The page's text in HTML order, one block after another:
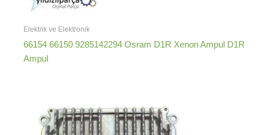
Elektrik ve Elektronik
66154 66150 9285142294 Osram D1R Xenon Ampul D1R
Ampul